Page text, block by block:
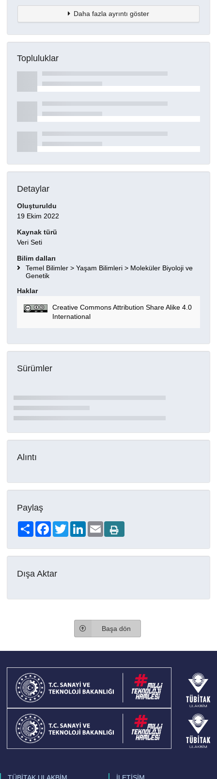
Daha fazla ayrıntı göster
Topluluklar
Detaylar
Oluşturuldu
19 Ekim 2022
Kaynak türü
Veri Seti
Bilim dalları
Temel Bilimler > Yaşam Bilimleri > Moleküler Biyoloji ve
Genetik
Haklar
Creative Commons Attribution Share Alike 4.0
International
Sürümler
Alıntı
Paylaş
Share FacebookTwitterLinkedIn
Email
Dışa Aktar
Başa dön